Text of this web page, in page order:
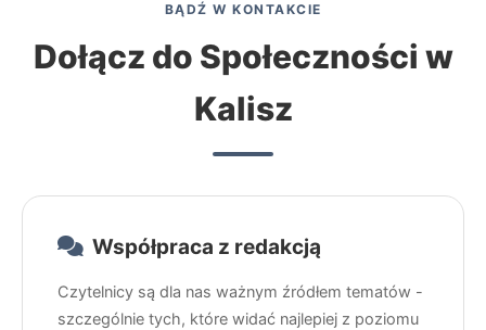
BĄDŹ W KONTAKCIE
Dołącz do Społeczności w
Kalisz
Współpraca z redakcją
Czytelnicy są dla nas ważnym źródłem tematów -
szczególnie tych, które widać najlepiej z poziomu